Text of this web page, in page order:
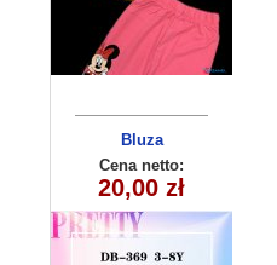
Bluza
dziecięca
290525-DB369
(3-8) 10szt
Cena netto:
20,00 zł
Bluza
dziecięca
290525-DB336
(4-12) 10szt
Cena netto:
15,00 zł